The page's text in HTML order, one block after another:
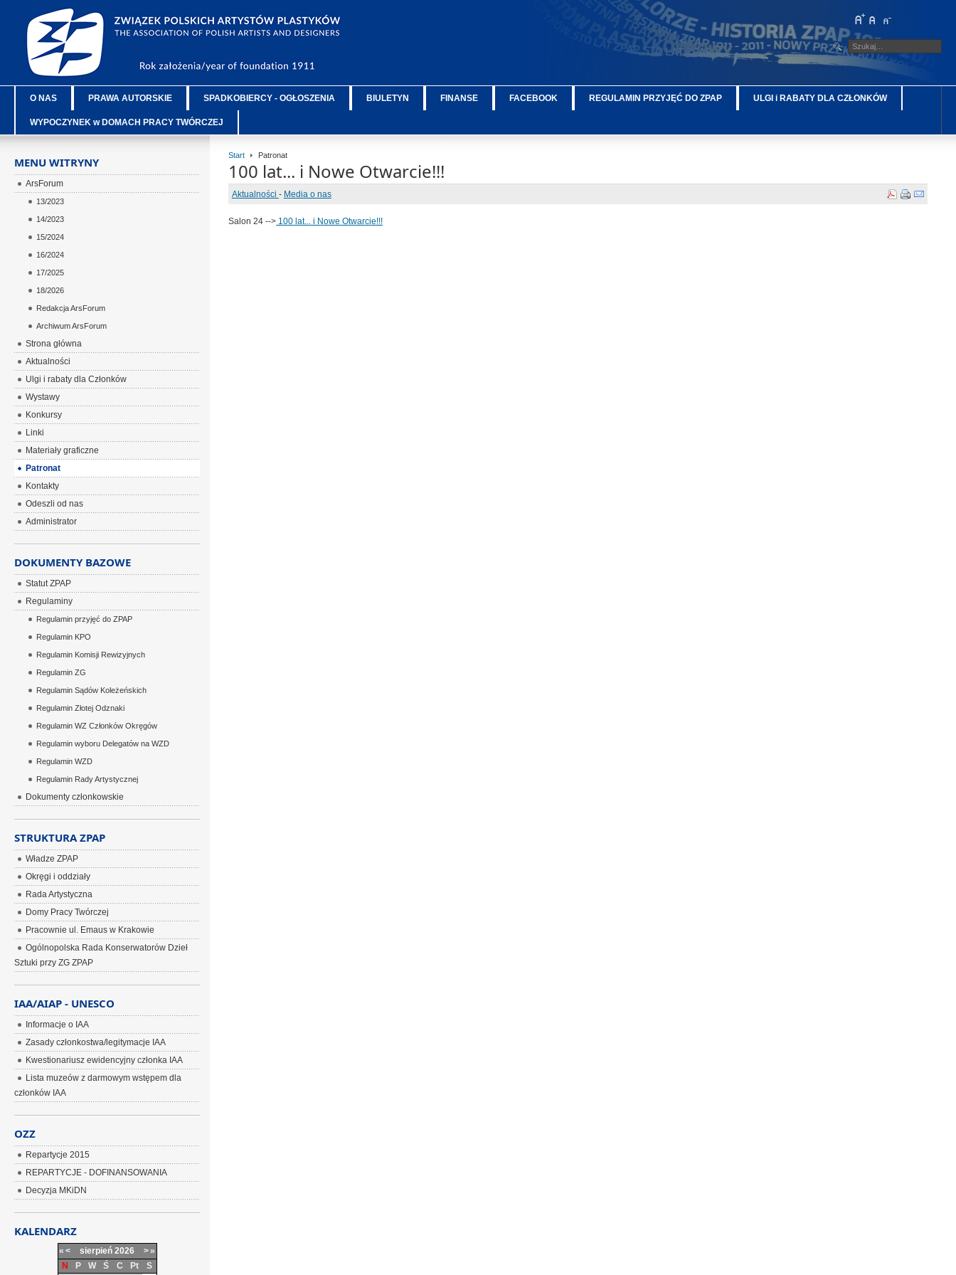
O NAS PRAWA AUTORSKIE SPADKOBIERCY - OGŁOSZENIA BIULETYN FINANSE FACEBOOK REGULAMIN PRZYJĘĆ DO ZPAP ULGI i RABATY DLA CZŁONKÓW
WYPOCZYNEK w DOMACH PRACY TWÓRCZEJ
Start Patronat
100 lat... i Nowe Otwarcie!!!
Aktualności - Media o nas
Salon 24 -->100 lat... i Nowe Otwarcie!!!
MENU WITRYNY
ArsForum
13/2023
14/2023
15/2024
16/2024
17/2025
18/2026
Redakcja ArsForum
Archiwum ArsForum
Strona główna
Aktualności
Ulgi i rabaty dla Członków
Wystawy
Konkursy
Linki
Materiały graficzne
Patronat
Kontakty
Odeszli od nas
Administrator
DOKUMENTY BAZOWE
Statut ZPAP
Regulaminy
Regulamin przyjęć do ZPAP
Regulamin KPO
Regulamin Komisji Rewizyjnych
Regulamin ZG
Regulamin Sądów Koleżeńskich
Regulamin Złotej Odznaki
Regulamin WZ Członków Okręgów
Regulamin wyboru Delegatów na WZD
Regulamin WZD
Regulamin Rady Artystycznej
Dokumenty członkowskie
STRUKTURA ZPAP
Władze ZPAP
Okręgi i oddziały
Rada Artystyczna
Domy Pracy Twórczej
Pracownie ul. Emaus w Krakowie
Ogólnopolska Rada Konserwatorów Dzieł
Sztuki przy ZG ZPAP
IAA/AIAP - UNESCO
Informacje o IAA
Zasady członkostwa/legitymacje IAA
Kwestionariusz ewidencyjny członka IAA
Lista muzeów z darmowym wstępem dla
członków IAA
OZZ
Repartycje 2015
REPARTYCJE - DOFINANSOWANIA
Decyzja MKiDN
KALENDARZ
« < sierpień 2026 >»
N
P W Ś C Pt
S